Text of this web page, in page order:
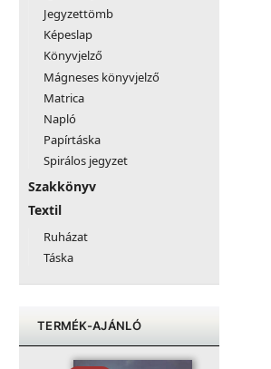
Jegyzettömb
Képeslap
Könyvjelző
Mágneses könyvjelző
Matrica
Napló
Papírtáska
Spirálos jegyzet
Szakkönyv
Textil
Ruházat
Táska
TERMÉK-AJÁNLÓ